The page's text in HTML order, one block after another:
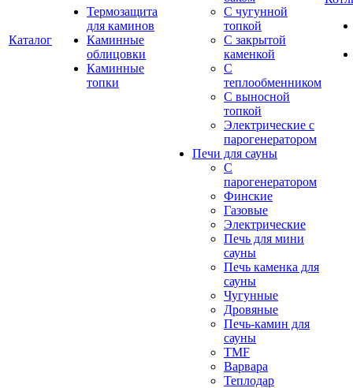
Каталог
Термозащита
для каминов
Каминные
облицовки
Каминные
топки
С чугунной
топкой
С закрытой
каменкой
С
теплообменником
С выносной
топкой
Электрические с
парогенератором
Печи для сауны
С
парогенератором
Финские
Газовые
Электрические
Печь для мини
сауны
Печь каменка для
сауны
Чугунные
Дровяные
Печь-камин для
сауны
TMF
Варвара
Теплодар